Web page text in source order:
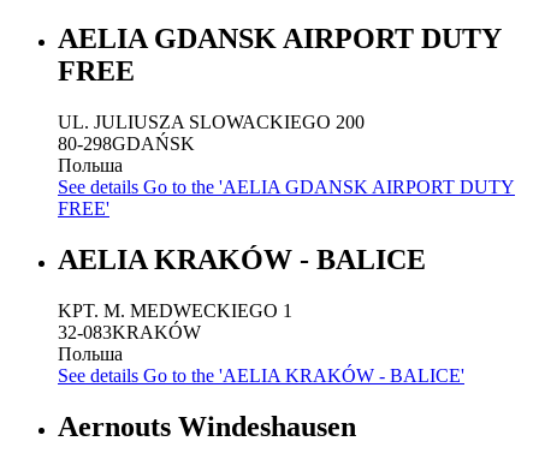
AELIA GDANSK AIRPORT DUTY
FREE
UL. JULIUSZA SLOWACKIEGO 200
80-298GDAŃSK
Польша
See details Go to the 'AELIA GDANSK AIRPORT DUTY
FREE'
AELIA KRAKÓW - BALICE
KPT. M. MEDWECKIEGO 1
32-083KRAKÓW
Польша
See details Go to the 'AELIA KRAKÓW - BALICE'
Aernouts Windeshausen